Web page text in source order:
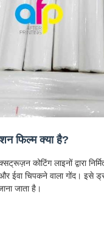
फिल्म क्या है?
कोटिंग लाइनों द्वारा
ईवा चिपकने वाला गोंद। इसे
जाता है।